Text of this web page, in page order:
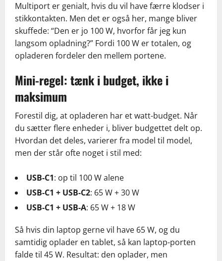
Multiport er genialt, hvis du vil have færre klodser i
stikkontakten. Men det er også her, mange bliver
skuffede: “Den er jo 100 W, hvorfor får jeg kun
langsom opladning?” Fordi 100 W er totalen, og
opladeren fordeler den mellem portene.
Mini-regel: tænk i budget, ikke i
maksimum
Forestil dig, at opladeren har et watt-budget. Når
du sætter flere enheder i, bliver budgettet delt op.
Hvordan det deles, varierer fra model til model,
men der står ofte noget i stil med:
USB-C1: op til 100 W alene
USB-C1 + USB-C2: 65 W + 30 W
USB-C1 + USB-A: 65 W + 18 W
Så hvis din laptop gerne vil have 65 W, og du
samtidig oplader en tablet, så kan laptop-porten
falde til 45 W. Resultat: den oplader, men